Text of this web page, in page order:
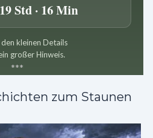
Std · 16 Min
den kleinen Details
großer Hinweis.
***
zum Staunen